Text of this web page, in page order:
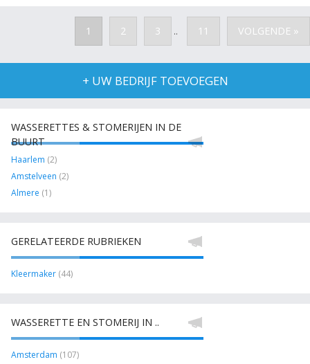
1 2 3 .. 11 VOLGENDE »
+ UW BEDRIJF TOEVOEGEN
WASSERETTES & STOMERIJEN IN DE
BUURT
Haarlem (2)
Amstelveen (2)
Almere (1)
GERELATEERDE RUBRIEKEN
Kleermaker (44)
WASSERETTE EN STOMERIJ IN ..
Amsterdam (107)